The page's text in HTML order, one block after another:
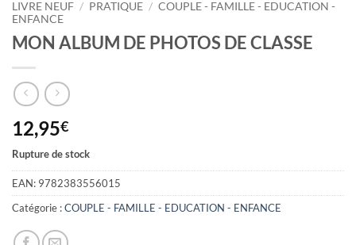
LIVRE NEUF / PRATIQUE / COUPLE - FAMILLE - EDUCATION -
ENFANCE
MON ALBUM DE PHOTOS DE CLASSE
12,95€
Rupture de stock
EAN: 9782383556015
Catégorie :COUPLE - FAMILLE - EDUCATION - ENFANCE